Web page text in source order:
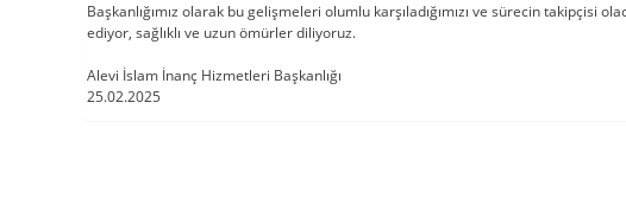
Başkanlığımız olarak bu gelişmeleri olumlu karşıladığımızı ve sürecin takipçisi
ediyor, sağlıklı ve uzun ömürler diliyoruz.
Alevi İslam İnanç Hizmetleri Başkanlığı
25.02.2025